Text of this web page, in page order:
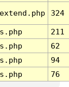
324
211
62
94
76